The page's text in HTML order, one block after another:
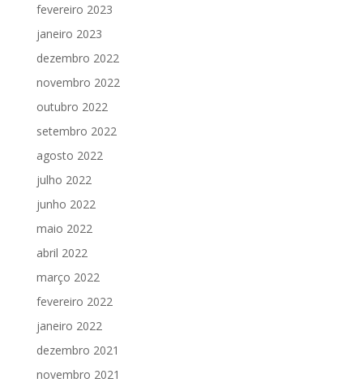
fevereiro 2023
janeiro 2023
dezembro 2022
novembro 2022
outubro 2022
setembro 2022
agosto 2022
julho 2022
junho 2022
maio 2022
abril 2022
março 2022
fevereiro 2022
janeiro 2022
dezembro 2021
novembro 2021